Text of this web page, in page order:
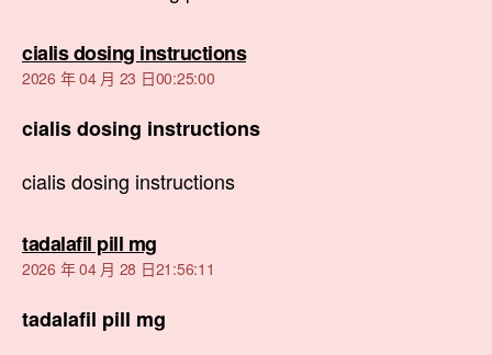
cialis dosing instructions表
示:
2026 年 04 月 23 日00:25:00
cialis dosing instructions
cialis dosing instructions
tadalafil pill mg表
示:
2026 年 04 月 28 日21:56:11
tadalafil pill mg